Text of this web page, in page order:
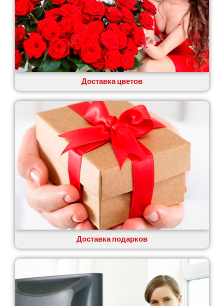
Доставка цветов
Доставка подарков